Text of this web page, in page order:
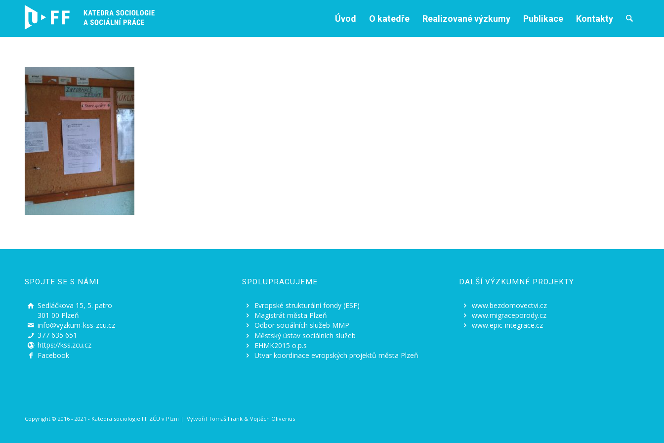
Úvod O katedře Realizované výzkumy Publikace Kontakty
SPOJTE SE S NÁMI
Sedláčkova 15, 5. patro
301 00 Plzeň
info@vyzkum-kss-zcu.cz
377 635 651
https://kss.zcu.cz
Facebook
SPOLUPRACUJEME
Evropské strukturální fondy (ESF)
Magistrát města Plzeň
Odbor sociálních služeb MMP
Městský ústav sociálních služeb
EHMK2015 o.p.s
Utvar koordinace evropských projektů města Plzeň
DALŠÍ VÝZKUMNÉ PROJEKTY
www.bezdomovectvi.cz
www.migraceporody.cz
www.epic-integrace.cz
Copyright © 2016 - 2021 - Katedra sociologie FF ZČU v Plzni | Vytvořil Tomáš Frank & Vojtěch Oliverius